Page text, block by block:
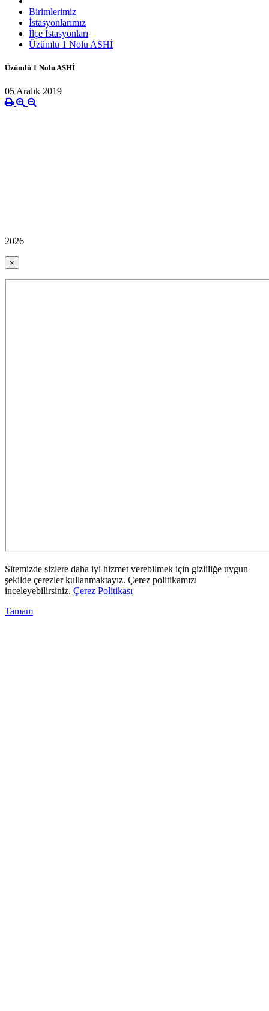
Birimlerimiz
İstasyonlarımız
İlçe İstasyonları
Üzümlü 1 Nolu ASHİ
Üzümlü 1 Nolu ASHİ
05 Aralık 2019
2026
×
Sitemizde sizlere daha iyi hizmet verebilmek için gizliliğe uygun
şekilde çerezler kullanmaktayız. Çerez politikamızı
inceleyebilirsiniz. Çerez Politikası
Tamam